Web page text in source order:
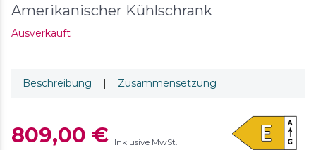
Amerikanischer Kühlschrank
Ausverkauft
Beschreibung | Zusammensetzung
809,00 € Inklusive MwSt.